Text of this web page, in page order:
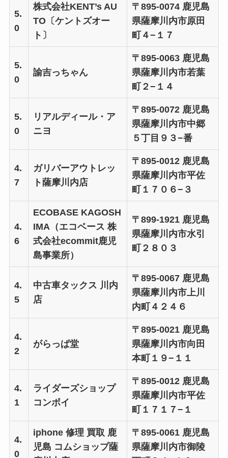
5.
0
株式会社KENT’s AU
TO〔ケントズオー
ト〕
〒895-0074 鹿児島
県薩摩川内市原田
町４−１７
5.
0
諭吉っちゃん
〒895-0063 鹿児島
県薩摩川内市若葉
町２−１４
5.
0
リアルディール・ア
ニヨ
〒895-0072 鹿児島
県薩摩川内市中郷
５丁目９３−番
4.
7
ガリバーアウトレッ
ト薩摩川内店
〒895-0012 鹿児島
県薩摩川内市平佐
町１７０６−３
4.
6
ECOBASE KAGOSH
IMA（エコベース 株
式会社ecommit鹿児
島事業所）
〒899-1921 鹿児島
県薩摩川内市水引
町２８０３
4.
5
中古車タックス 川内
店
〒895-0067 鹿児島
県薩摩川内市上川
内町４２４６
4.
2
がらっぱ堂
〒895-0021 鹿児島
県薩摩川内市向田
本町１９−１１
4.
1
ライダーズショップ
コンボイ
〒895-0012 鹿児島
県薩摩川内市平佐
町１７１７−１
4.
0
iphone 修理 買取 鹿
児島 コムショップ薩
〒895-0061 鹿児島
県薩摩川内市御陵